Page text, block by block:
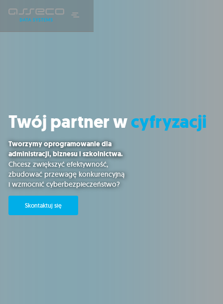
Twój partner wcyfryzacji
Tworzymy oprogramowanie dla
administracji, biznesu i szkolnictwa.
Chcesz zwiększyć efektywność,
zbudować przewagę konkurencyjną
i wzmocnić cyberbezpieczeństwo?
Skontaktuj się